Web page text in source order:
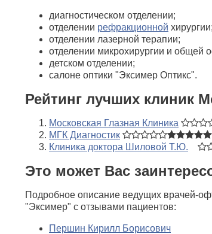
диагностическом отделении;
отделении рефракционной хирургии;
отделении лазерной терапии;
отделении микрохирургии и общей
детском отделении;
салоне оптики "Эксимер Оптикс".
Рейтинг лучших клиник
Московская Глазная Клиника
МГК Диагностик
Клиника доктора Шиловой Т.Ю.
Это может Вас
Подробное описание ведущих врачей-
"Эксимер" с отзывами пациентов:
Першин Кирилл Борисович